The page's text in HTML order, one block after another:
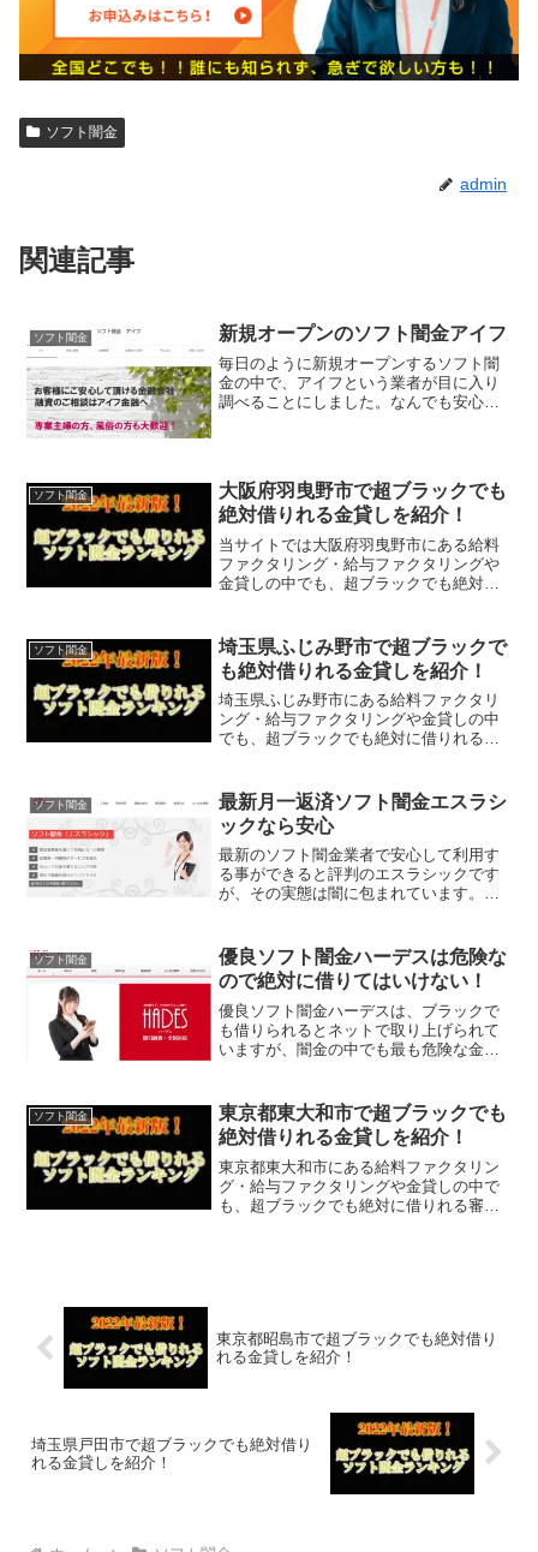
ソフト闇金
admin
関連記事
ソフト闇金 新規オープンのソフト闇金アイフ
毎日のように新規オープンするソフト闇
金の中で、アイフという業者が目に入り
調べることにしました。なんでも安心し
ソフト闇金アイフのホー...
ソフト闇金
大阪府羽曳野市で超ブラックでも
絶対借りれる金貸しを紹介！
当サイトでは大阪府羽曳野市にある給料
ファクタリング・給与ファクタリングや
金貸しの中でも、超ブラックでも絶対に
ソフト闇金
埼玉県ふじみ野市で超ブラックで
も絶対借りれる金貸しを紹介！
埼玉県ふじみ野市にある給料ファクタリ
ング・給与ファクタリングや金貸しの中
でも、超ブラックでも絶対に借りれる審
ソフト闇金
最新月一返済ソフト闇金エスラシ
ックなら安心
最新のソフト闇金業者で安心して利用す
る事ができると評判のエスラシックです
が、その実態は闇に包まれています。そ
クを徹底調査しました。果たして本当に
月一返済で安心して借りら...
ソフト闇金
優良ソフト闇金ハーデスは危険な
ので絶対に借りてはいけない！
優良ソフト闇金ハーデスは、ブラックで
も借りられるとネットで取り上げられて
いますが、闇金の中でも最も危険な金貸
中には、全財産を失ったという人もいま
す。また職場に脅迫電話が...
ソフト闇金
東京都東大和市で超ブラックでも
絶対借りれる金貸しを紹介！
東京都東大和市にある給料ファクタリン
グ・給与ファクタリングや金貸しの中で
も、超ブラックでも絶対に借りれる審査
東京都昭島市で超ブラックでも絶対借り
れる金貸しを紹介！
埼玉県戸田市で超ブラックでも絶対借り
れる金貸しを紹介！